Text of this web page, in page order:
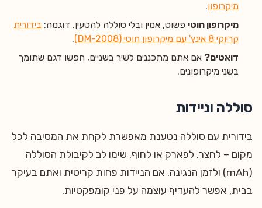
מיקרופון.
מיקרופון חוטי פשוט, אמין ובלי סוללה להטעין. דוגמה: בידורית
קריוקי 8 אינץ' עם מיקרופון חוטי (DM-2008)
.
דואטים? אם אתם מתכננים לשיר בשניים, חפשו דגם שתומך
בשני מיקרופונים.
סוללה וניידות
בידורית עם סוללה נטענת מאפשרת לקחת את המסיבה לכל
מקום – לחצר, לפארק או לחוף. שימו לב לקיבולת הסוללה
(mAh) ולזמן הנגינה. אם הניידות פחות קריטית ואתם בעיקר
בבית, אפשר להעדיף עוצמה על פני קומפקטיות.